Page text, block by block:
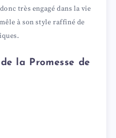
très engagé dans la vie
à son style raffiné de
la Promesse de